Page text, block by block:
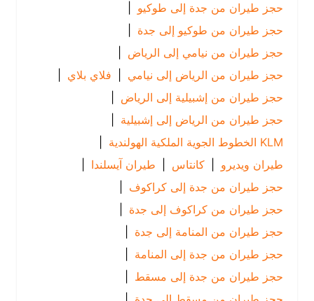
حجز طيران من جدة إلى طوكيو |
حجز طيران من طوكيو إلى جدة
حجز طيران من نيامي إلى الرياض
|
حجز طيران من الرياض إلى نيامي | فلاي بلاي
حجز طيران من إشبيلية إلى الرياض
|
حجز طيران من الرياض إلى إشبيلية |
|
طيران ويديرو
| كانتاس | طيران آيسلندا |
حجز طيران من جدة إلى كراكوف |
حجز طيران من كراكوف إلى جدة
حجز طيران من المنامة إلى جدة
حجز طيران من جدة إلى المنامة |
حجز طيران من جدة إلى مسقط |